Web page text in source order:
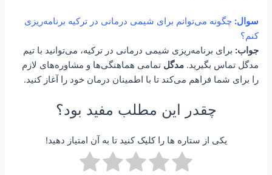
سوال: چگونه می‌توانم برای شیمی درمانی در ترکیه برنامه‌ریزی
کنم؟
جواب: برای برنامه‌ریزی شیمی درمانی در ترکیه، می‌توانید با تیم
مدگل تماس بگیرید.مدگل تمامی هماهنگی‌ها و مشاوره‌های لازم
را برای شما فراهم می‌کند تا با اطمینان درمان خود را آغاز کنید.
چقدر این مطلب مفید بود؟
یکی از ستاره ها را کلیک کنید تا به آن امتیاز دهید!